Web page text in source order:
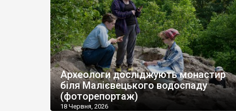
Археологи досліджують монастир
біля Малієвецького водоспаду
(фоторепортаж)
18 Червня, 2026